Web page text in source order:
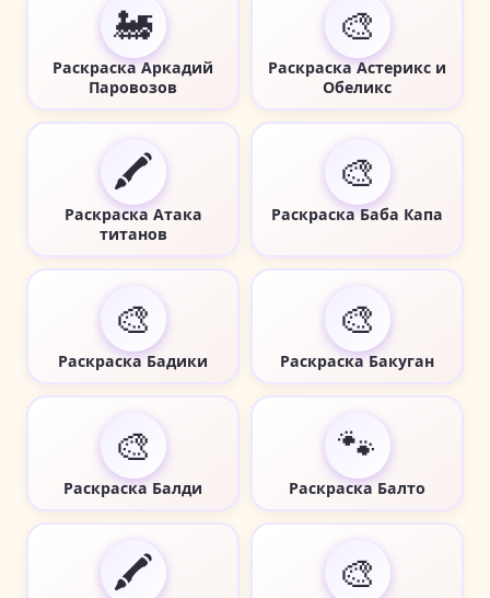
🚂
Раскраска Аркадий
Паровозов
🎨
Раскраска Астерикс и
Обеликс
🖍️
Раскраска Атака
титанов
🎨
Раскраска Баба Капа
🎨
Раскраска Бадики
🎨
Раскраска Бакуган
🎨
Раскраска Балди
🐾
Раскраска Балто
🖍️ 🎨